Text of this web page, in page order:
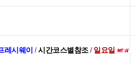
레시웨이 /시간코스별참조/ 일요일